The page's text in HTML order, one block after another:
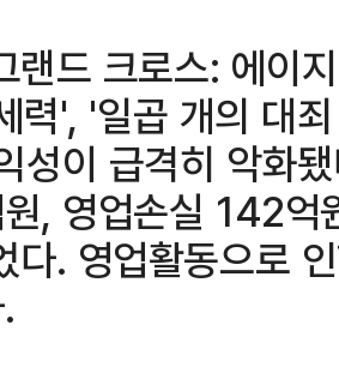
랜드 크로스: 에이
력', '일곱 개의 대
성이 급격히 악화
, 영업손실 142억
. 영업활동으로